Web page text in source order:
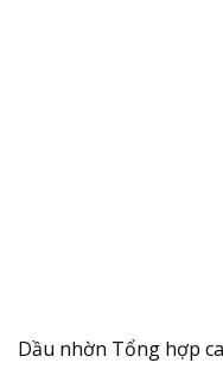
Dầu nhờn Tổng hợp